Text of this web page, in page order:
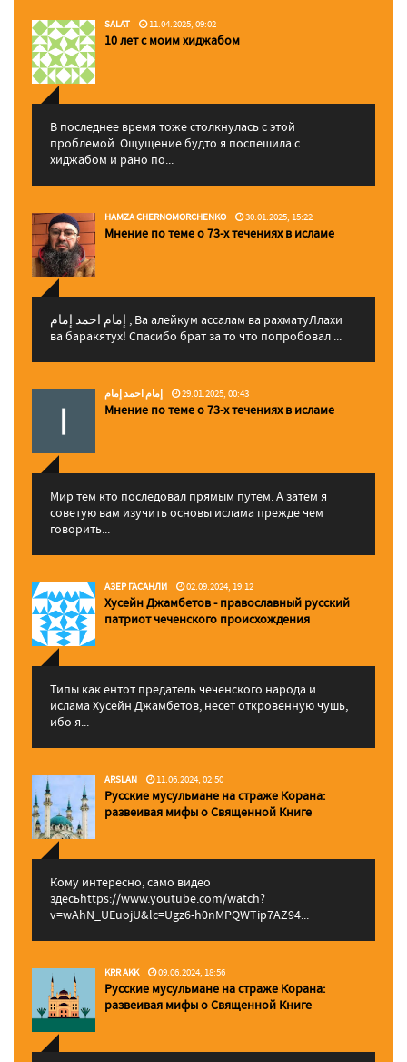
SALAT 11.04.2025, 09:02
10 лет с моим хиджабом
В последнее время тоже столкнулась с этой
проблемой. Ощущение будто я поспешила с
хиджабом и рано по...
HAMZA CHERNOMORCHENKO 30.01.2025, 15:22
Мнение по теме о 73-х течениях в исламе
إمام احمد إمام , Ва алейкум ассалам ва рахматуЛлахи
ва баракятух! Спасибо брат за то что попробовал ...
إمام احمد إمام 29.01.2025, 00:43
Мнение по теме о 73-х течениях в исламе
Мир тем кто последовал прямым путем. А затем я
советую вам изучить основы ислама прежде чем
говорить...
АЗЕР ГАСАНЛИ 02.09.2024, 19:12
Хусейн Джамбетов - православный русский
патриот чеченского происхождения
Типы как ентот предатель чеченского народа и
ислама Хусейн Джамбетов, несет откровенную чушь,
ибо я...
ARSLAN 11.06.2024, 02:50
Русские мусульмане на страже Корана:
pазвеивая мифы о Священной Книге
Кому интересно, само видео
здесьhttps://www.youtube.com/watch?
v=wAhN_UEuojU&lc=Ugz6-h0nMPQWTip7AZ94...
KRR AKK 09.06.2024, 18:56
Русские мусульмане на страже Корана:
pазвеивая мифы о Священной Книге